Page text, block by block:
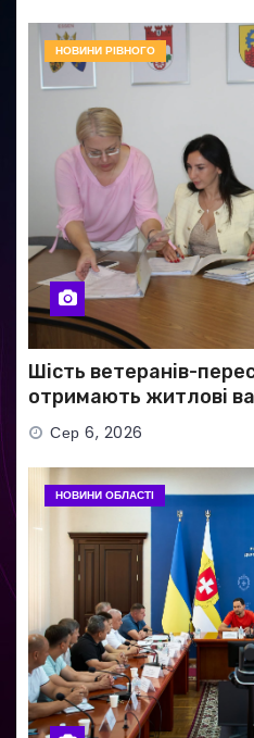
НОВИНИ РІВНОГО
Шість ветеранів-
отримають житлові
Сер 6, 2026
НОВИНИ ОБЛАСТІ